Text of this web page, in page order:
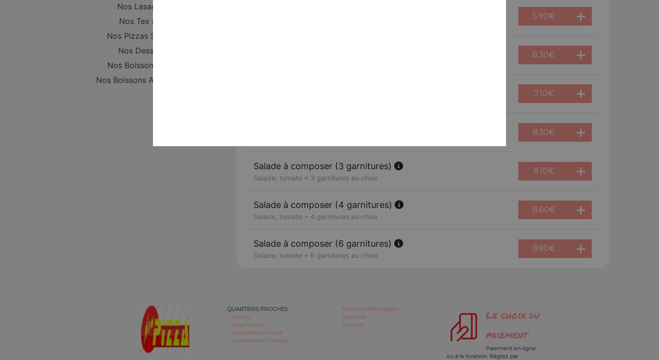
Nos Lasagnes
Nos Tex mex
Nos Pizzas Sucrées
Nos Desserts
Nos Boissons Softs
Nos Boissons Alcoolisées
5.90€
8.30€
7.10€
8.30€
Salade à composer (3 garnitures)
Salade, tomate + 3 garnitures au choix
8.10€
Salade à composer (4 garnitures)
Salade, tomate + 4 garnitures au choix
8.60€
Salade à composer (6 garnitures)
Salade, tomate + 6 garnitures au choix
8.90€
QUARTIERS PROCHES
Eschau
Fegersheim
Geispolsheim Gare
Geispolsheim Village
Illkirch Graffenstaden
Lipsheim
Ostwald
Le choix du
paiement
Paiement en ligne
ou à la livraison. Réglez par